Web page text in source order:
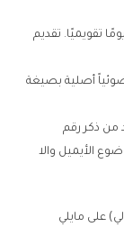
يجب أن تكون العروض صالحة لمدة لا تقل عن 60 يومًا تقويميًا. تقديم
أصلية بصيغة
من ذكر رقم
الأيميل والا
على مايلي